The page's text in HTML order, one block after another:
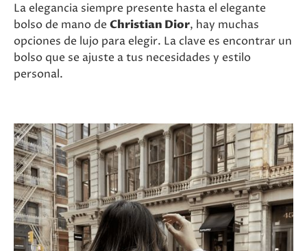
La elegancia siempre presente hasta el elegante
bolso de mano deChristian Dior, hay muchas
opciones de lujo para elegir. La clave es encontrar un
bolso que se ajuste a tus necesidades y estilo
personal.